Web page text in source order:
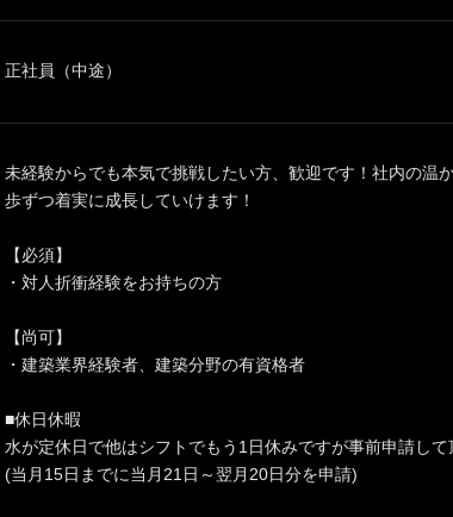
正社員（中途）
未経験からでも本気で挑戦したい方、歓迎です！社内の温
歩ずつ着実に成長していけます！
【必須】
・対人折衝経験をお持ちの方
【尚可】
・建築業界経験者、建築分野の有資格者
■休日休暇
水が定休日で他はシフトでもう1日休みですが事前申請して
(当月15日までに当月21日～翌月20日分を申請)